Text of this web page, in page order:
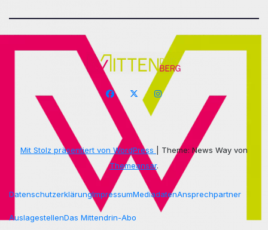
Mit Stolz präsentiert von WordPress
Theme: News Way von
Themeansar.
DatenschutzerklärungImpressumMediadatenAnsprechpartner
AuslagestellenDas Mittendrin-Abo